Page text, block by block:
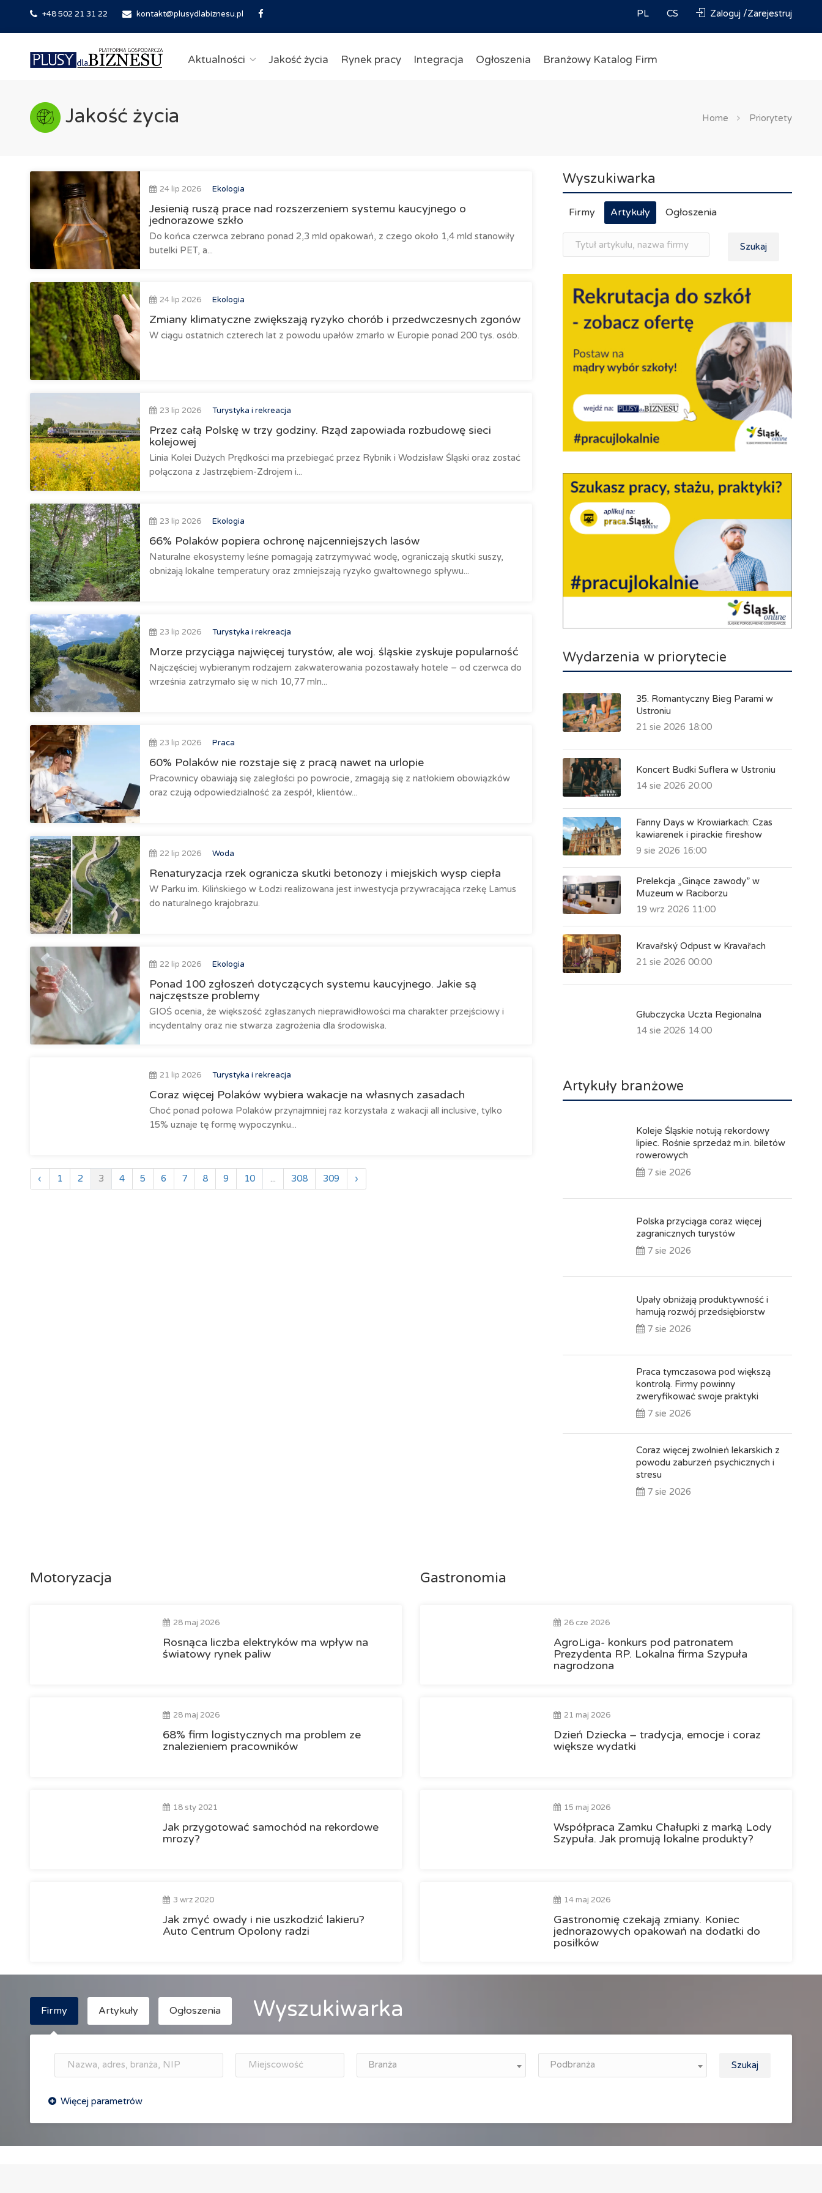
+48 502 21 31 22 kontakt@plusydlabiznesu.pl PL CS Zaloguj /Zarejestruj
Aktualności Jakość życia Rynek pracy Integracja Ogłoszenia Branżowy Katalog Firm
Jakość życia Home Priorytety
24 lip 2026 Ekologia
Jesienią ruszą prace nad rozszerzeniem systemu kaucyjnego o
jednorazowe szkło
Do końca czerwca zebrano ponad 2,3 mld opakowań, z czego około 1,4 mld stanowiły
butelki PET, a...
24 lip 2026 Ekologia
Zmiany klimatyczne zwiększają ryzyko chorób i przedwczesnych zgonów
W ciągu ostatnich czterech lat z powodu upałów zmarło w Europie ponad 200 tys. osób.
23 lip 2026 Turystyka i rekreacja
Przez całą Polskę w trzy godziny. Rząd zapowiada rozbudowę sieci
kolejowej
Linia Kolei Dużych Prędkości ma przebiegać przez Rybnik i Wodzisław Śląski oraz zostać
połączona z Jastrzębiem-Zdrojem i...
23 lip 2026 Ekologia
66% Polaków popiera ochronę najcenniejszych lasów
Naturalne ekosystemy leśne pomagają zatrzymywać wodę, ograniczają skutki suszy,
obniżają lokalne temperatury oraz zmniejszają ryzyko gwałtownego spływu...
23 lip 2026 Turystyka i rekreacja
Morze przyciąga najwięcej turystów, ale woj. śląskie zyskuje popularność
Najczęściej wybieranym rodzajem zakwaterowania pozostawały hotele – od czerwca do
września zatrzymało się w nich 10,77 mln...
23 lip 2026 Praca
60% Polaków nie rozstaje się z pracą nawet na urlopie
Pracownicy obawiają się zaległości po powrocie, zmagają się z natłokiem obowiązków
oraz czują odpowiedzialność za zespół, klientów...
22 lip 2026 Woda
Renaturyzacja rzek ogranicza skutki betonozy i miejskich wysp ciepła
W Parku im. Kilińskiego w Łodzi realizowana jest inwestycja przywracająca rzekę Lamus
do naturalnego krajobrazu.
22 lip 2026 Ekologia
Ponad 100 zgłoszeń dotyczących systemu kaucyjnego. Jakie są
najczęstsze problemy
GIOŚ ocenia, że większość zgłaszanych nieprawidłowości ma charakter przejściowy i
incydentalny oraz nie stwarza zagrożenia dla środowiska.
21 lip 2026 Turystyka i rekreacja
Coraz więcej Polaków wybiera wakacje na własnych zasadach
Choć ponad połowa Polaków przynajmniej raz korzystała z wakacji all inclusive, tylko
15% uznaje tę formę wypoczynku...
‹ 1 2 3 4 5 6 7 8 9 10 ... 308 309 ›
Wyszukiwarka
Firmy Artykuły Ogłoszenia
Szukaj
Wydarzenia w priorytecie
35. Romantyczny Bieg Parami w
Ustroniu
21 sie 2026 18:00
Koncert Budki Suflera w Ustroniu
14 sie 2026 20:00
Fanny Days w Krowiarkach: Czas
kawiarenek i pirackie fireshow
9 sie 2026 16:00
Prelekcja „Ginące zawody” w
Muzeum w Raciborzu
19 wrz 2026 11:00
Kravařský Odpust w Kravařach
21 sie 2026 00:00
Głubczycka Uczta Regionalna
14 sie 2026 14:00
Artykuły branżowe
Koleje Śląskie notują rekordowy
lipiec. Rośnie sprzedaż m.in. biletów
rowerowych
7 sie 2026
Polska przyciąga coraz więcej
zagranicznych turystów
7 sie 2026
Upały obniżają produktywność i
hamują rozwój przedsiębiorstw
7 sie 2026
Praca tymczasowa pod większą
kontrolą. Firmy powinny
zweryfikować swoje praktyki
7 sie 2026
Coraz więcej zwolnień lekarskich z
powodu zaburzeń psychicznych i
stresu
7 sie 2026
Motoryzacja
28 maj 2026
Rosnąca liczba elektryków ma wpływ na
światowy rynek paliw
28 maj 2026
68% firm logistycznych ma problem ze
znalezieniem pracowników
18 sty 2021
Jak przygotować samochód na rekordowe
mrozy?
3 wrz 2020
Jak zmyć owady i nie uszkodzić lakieru?
Auto Centrum Opolony radzi
Gastronomia
26 cze 2026
AgroLiga- konkurs pod patronatem
Prezydenta RP. Lokalna firma Szypuła
nagrodzona
21 maj 2026
Dzień Dziecka – tradycja, emocje i coraz
większe wydatki
15 maj 2026
Współpraca Zamku Chałupki z marką Lody
Szypuła. Jak promują lokalne produkty?
14 maj 2026
Gastronomię czekają zmiany. Koniec
jednorazowych opakowań na dodatki do
posiłków
Firmy Artykuły Ogłoszenia Wyszukiwarka
Branża Podbranża Szukaj